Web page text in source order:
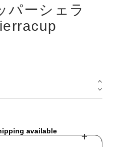
パーシェラ
available